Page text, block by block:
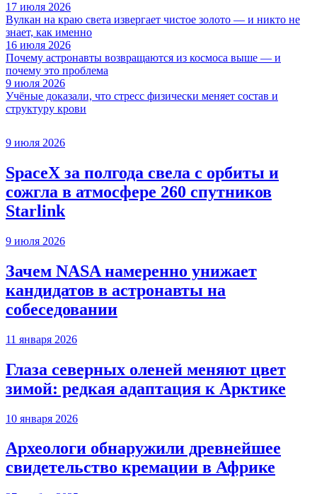
17 июля 2026
Вулкан на краю света извергает чистое золото — и никто не
знает, как именно
16 июля 2026
Почему астронавты возвращаются из космоса выше — и
почему это проблема
9 июля 2026
Учёные доказали, что стресс физически меняет состав и
структуру крови
9 июля 2026
SpaceX за полгода свела с орбиты и
сожгла в атмосфере 260 спутников
Starlink
9 июля 2026
Зачем NASA намеренно унижает
кандидатов в астронавты на
собеседовании
11 января 2026
Глаза северных оленей меняют цвет
зимой: редкая адаптация к Арктике
10 января 2026
Археологи обнаружили древнейшее
свидетельство кремации в Африке